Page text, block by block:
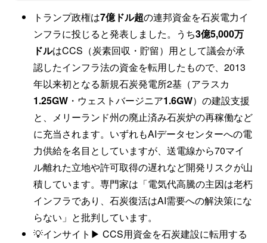
トランプ政権は7億ドル超の連邦資金を石炭電力イ
ンフラに投じると発表しました。うち3億5,000万
ドルはCCS（炭素回収・貯留）用として議会が承
認したインフラ法の資金を転用したもので、2013
年以来初となる新規石炭発電所2基（アラスカ
1.25GW ・ウェストバージニア1.6GW）の建設支援
と、メリーランド州の廃止済み石炭炉の再稼働など
に充当されます。いずれもAIデータセンターへの電
力供給を名目としていますが、送電線から70マイ
ル離れた立地や許可取得の遅れなど開発リスクが山
積しています。専門家は「電気代高騰の主因は老朽
インフラであり、石炭復活はAI需要への解決策にな
らない」と批判しています。
💡インサイト▶ CCS用資金を石炭建設に転用する